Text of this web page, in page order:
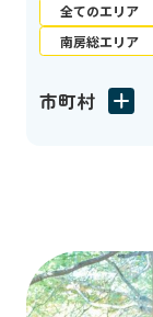
全てのエリア
南房総エリア
市町村